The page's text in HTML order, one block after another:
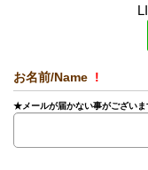
お名前/Name !
★メールが届かない事がござい